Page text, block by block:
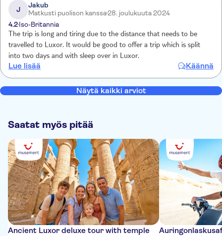
J
Jakub
Matkusti puolison kanssa28. joulukuuta 2024
4.2Iso-Britannia
The trip is long and tiring due to the distance that needs to be
travelled to Luxor. It would be good to offer a trip which is split
into two days and with sleep over in Luxor.
Lue lisää Käännä
Näytä kaikki arviot
Saatat myös pitää
Ancient Luxor deluxe tour with temple